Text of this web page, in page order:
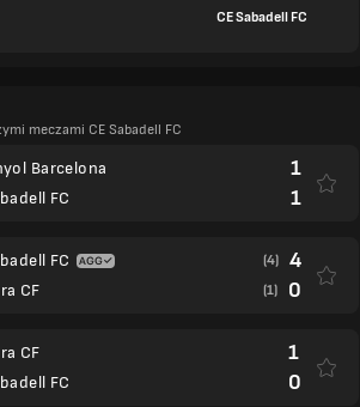
CE Sabadell FC
meczami CE Sabadell FC
Barcelona
FC
1
1
FC
CF
(4) 4
(1) 0
CF
FC
1
0